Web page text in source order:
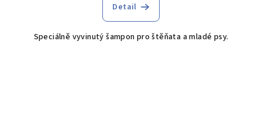
Detail
Speciálně vyvinutý šampon pro štěňata a mladé psy.